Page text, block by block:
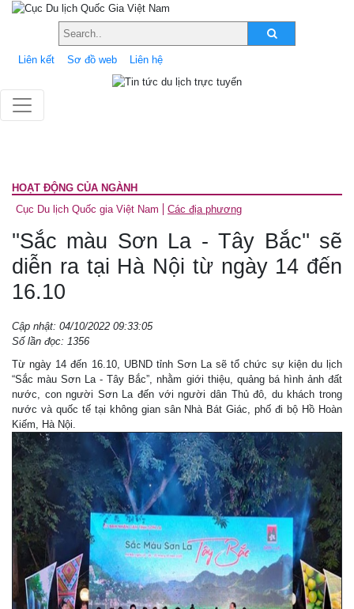
Liên kết Sơ đồ web Liên hệ
HOẠT ĐỘNG CỦA NGÀNH
Cục Du lịch Quốc gia Việt Nam
Các địa phương
''Sắc màu Sơn La - Tây Bắc'' sẽ
diễn ra tại Hà Nội từ ngày 14 đến
16.10
Cập nhật: 04/10/2022 09:33:05
Số lần đọc: 1356
Từ ngày 14 đến 16.10, UBND tỉnh Sơn La sẽ tổ chức sự kiện du lịch
“Sắc màu Sơn La - Tây Bắc”, nhằm giới thiệu, quảng bá hình ảnh đất
nước, con người Sơn La đến với người dân Thủ đô, du khách trong
nước và quốc tế tại không gian sân Nhà Bát Giác, phố đi bộ Hồ Hoàn
Kiếm, Hà Nội.